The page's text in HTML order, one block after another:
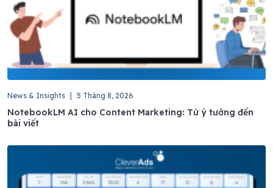
News & Insights | 5 Tháng 8, 2026
NotebookLM AI cho Content Marketing: Từ ý tưởng đến
bài viết